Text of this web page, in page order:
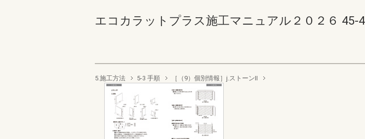
エコカラットプラス施工マニュアル２０２６ 45-
5.施工方法 5-3 手順 ［（9）個別情報］j.ストーンII